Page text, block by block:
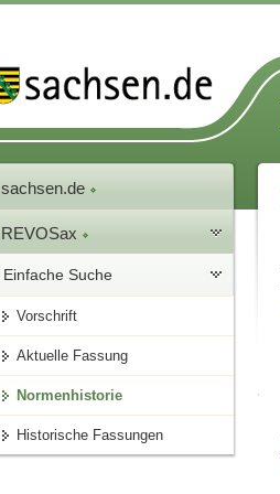
sachsen.de
REVOSax
Einfache Suche
Vorschrift
Aktuelle Fassung
Normenhistorie
Historische Fassungen